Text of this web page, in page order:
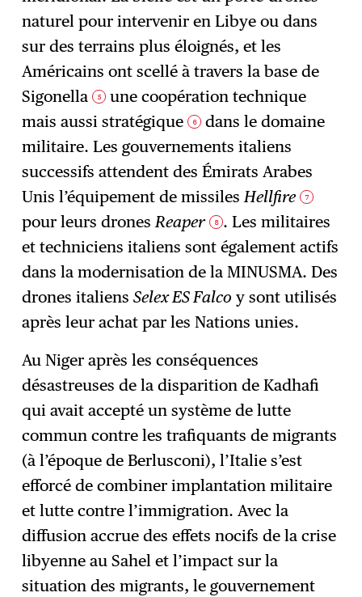
naturel pour intervenir en Libye ou dans
sur des terrains plus éloignés, et les
Américains ont scellé à travers la base de
Sigonella 5
une coopération technique
mais aussi stratégique 6
dans le domaine
militaire. Les gouvernements italiens
successifs attendent des Émirats Arabes
Unis l’équipement de missilesHellfire 7
pour leurs dronesReaper 8 . Les militaires
et techniciens italiens sont également actifs
dans la modernisation de la MINUSMA. Des
drones italiensSelex ES Falco y sont utilisés
après leur achat par les Nations unies.
Au Niger après les conséquences
désastreuses de la disparition de Kadhafi
qui avait accepté un système de lutte
commun contre les trafiquants de migrants
(à l’époque de Berlusconi), l’Italie s’est
efforcé de combiner implantation militaire
et lutte contre l’immigration. Avec la
diffusion accrue des effets nocifs de la crise
libyenne au Sahel et l’impact sur la
situation des migrants, le gouvernement